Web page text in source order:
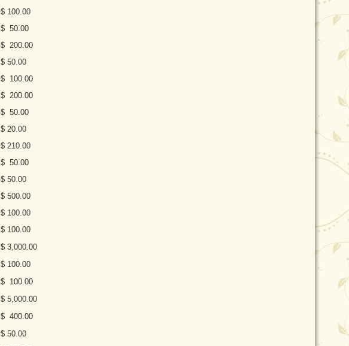
$ 100.00
$ 50.00
$ 200.00
$ 50.00
$ 100.00
$ 200.00
$ 50.00
$ 20.00
$ 210.00
$ 50.00
$ 50.00
$ 500.00
$ 100.00
$ 100.00
$ 3,000.00
$ 100.00
$ 100.00
$ 5,000.00
$ 400.00
$ 50.00